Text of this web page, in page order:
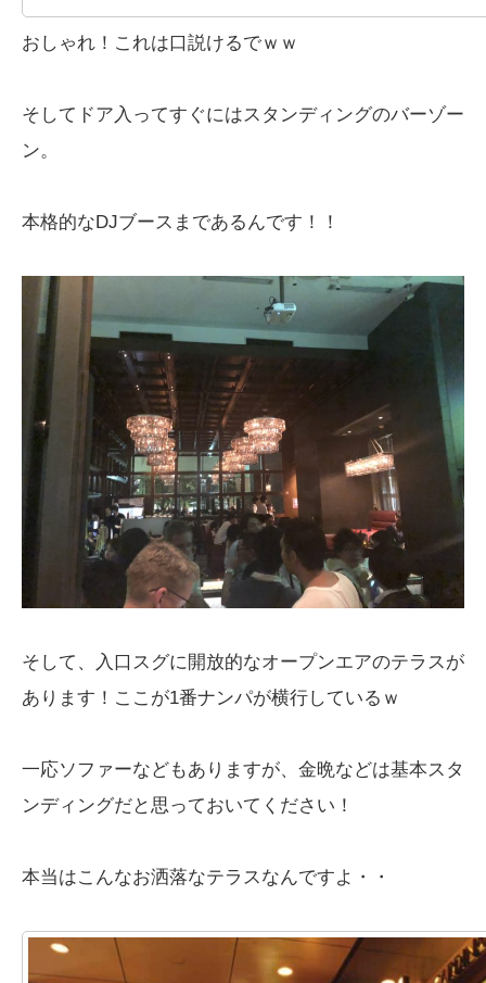
おしゃれ！これは口説けるでｗｗ
そしてドア入ってすぐにはスタンディングのバーゾー
ン。
本格的なDJブースまであるんです！！
そして、入口スグに開放的なオープンエアのテラスが
あります！ここが1番ナンパが横行しているｗ
一応ソファーなどもありますが、金晩などは基本スタ
ンディングだと思っておいてください！
本当はこんなお洒落なテラスなんですよ・・